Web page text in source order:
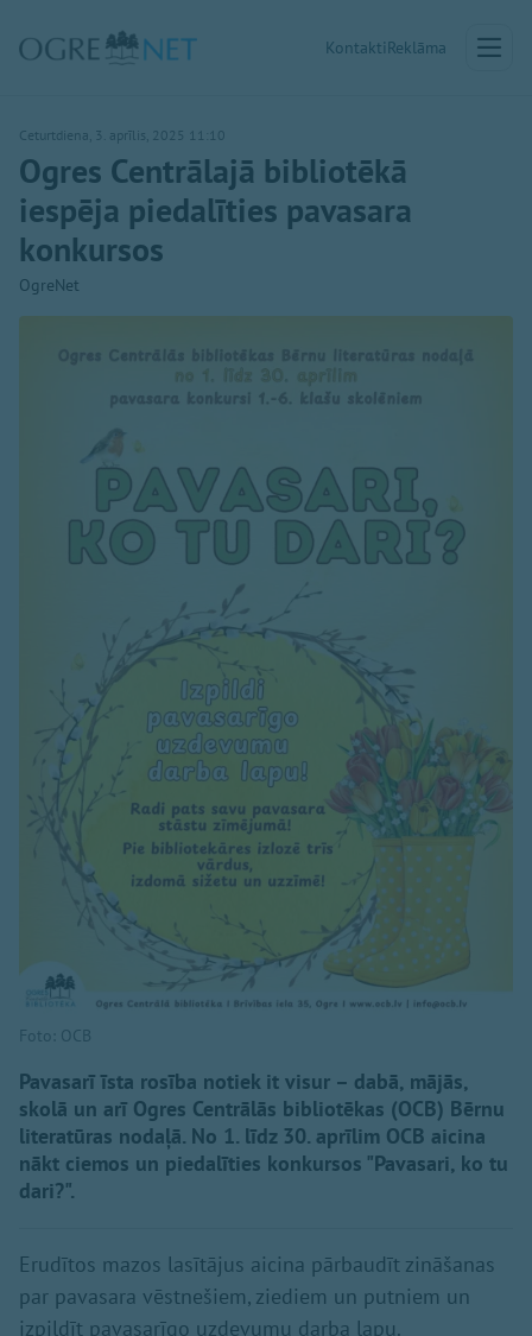
KontaktiReklāma
Ceturtdiena, 3. aprīlis, 2025 11:10
Ogres Centrālajā bibliotēkā
iespēja piedalīties pavasara
konkursos
OgreNet
Foto: OCB
Pavasarī īsta rosība notiek it visur – dabā, mājās,
skolā un arī Ogres Centrālās bibliotēkas (OCB) Bērnu
literatūras nodaļā. No 1. līdz 30. aprīlim OCB aicina
nākt ciemos un piedalīties konkursos "Pavasari, ko tu
dari?".
Erudītos mazos lasītājus aicina pārbaudīt zināšanas
par pavasara vēstnešiem, ziediem un putniem un
izpildīt pavasarīgo uzdevumu darba lapu.